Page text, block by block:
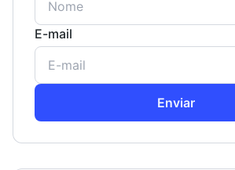
E-mail
Enviar